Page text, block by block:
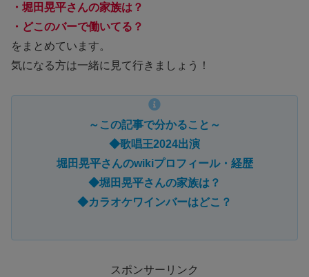
・堀田晃平さんの家族は？
・どこのバーで働いてる？
をまとめています。
気になる方は一緒に見て行きましょう！
～この記事で分かること～
◆歌唱王2024出演
堀田晃平さんのwikiプロフィール・経歴
◆堀田晃平さんの家族は？
◆カラオケワインバーはどこ？
スポンサーリンク